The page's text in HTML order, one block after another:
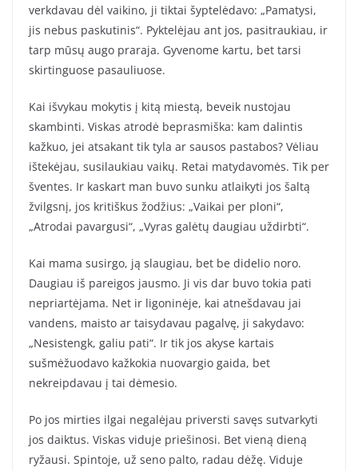
verkdavau dėl vaikino, ji tiktai šyptelėdavo: „Pamatysi,
jis nebus paskutinis“. Pyktelėjau ant jos, pasitraukiau, ir
tarp mūsų augo praraja. Gyvenome kartu, bet tarsi
skirtinguose pasauliuose.
Kai išvykau mokytis į kitą miestą, beveik nustojau
skambinti. Viskas atrodė beprasmiška: kam dalintis
kažkuo, jei atsakant tik tyla ar sausos pastabos? Vėliau
ištekėjau, susilaukiau vaikų. Retai matydavomės. Tik per
šventes. Ir kaskart man buvo sunku atlaikyti jos šaltą
žvilgsnį, jos kritiškus žodžius: „Vaikai per ploni“,
„Atrodai pavargusi“, „Vyras galėtų daugiau uždirbti“.
Kai mama susirgo, ją slaugiau, bet be didelio noro.
Daugiau iš pareigos jausmo. Ji vis dar buvo tokia pati
nepriartėjama. Net ir ligoninėje, kai atnešdavau jai
vandens, maisto ar taisydavau pagalvę, ji sakydavo:
„Nesistengk, galiu pati“. Ir tik jos akyse kartais
sušmėžuodavo kažkokia nuovargio gaida, bet
nekreipdavau į tai dėmesio.
Po jos mirties ilgai negalėjau priversti savęs sutvarkyti
jos daiktus. Viskas viduje priešinosi. Bet vieną dieną
ryžausi. Spintoje, už seno palto, radau dėžę. Viduje